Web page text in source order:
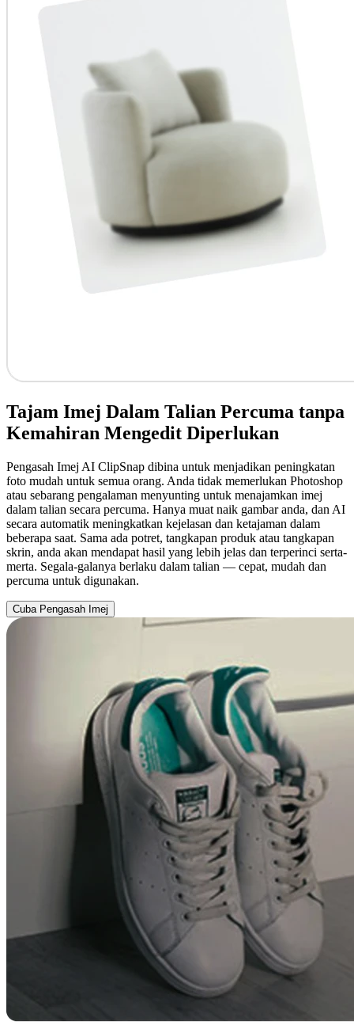
Tajam Imej Dalam Talian Percuma tanpa
Kemahiran Mengedit Diperlukan
Pengasah Imej AI ClipSnap dibina untuk menjadikan peningkatan
foto mudah untuk semua orang. Anda tidak memerlukan Photoshop
atau sebarang pengalaman menyunting untuk menajamkan imej
dalam talian secara percuma. Hanya muat naik gambar anda, dan AI
secara automatik meningkatkan kejelasan dan ketajaman dalam
beberapa saat. Sama ada potret, tangkapan produk atau tangkapan
skrin, anda akan mendapat hasil yang lebih jelas dan terperinci serta-
merta. Segala-galanya berlaku dalam talian — cepat, mudah dan
percuma untuk digunakan.
Cuba Pengasah Imej